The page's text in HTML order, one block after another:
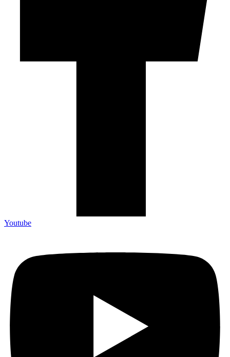
Youtube